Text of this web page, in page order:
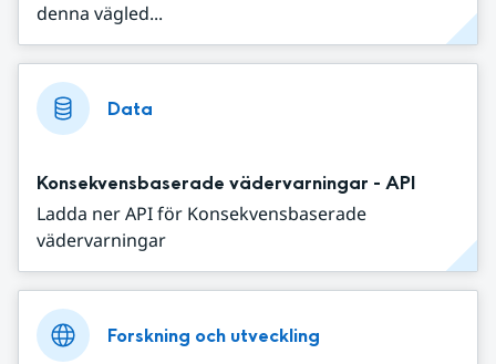
denna vägled...
Data
Konsekvensbaserade vädervarningar - API
Ladda ner API för Konsekvensbaserade
vädervarningar
Forskning och utveckling